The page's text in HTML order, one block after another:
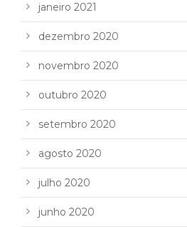
janeiro 2021
dezembro 2020
novembro 2020
outubro 2020
setembro 2020
agosto 2020
julho 2020
junho 2020